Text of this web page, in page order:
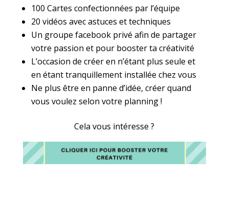
100 Cartes confectionnées par l’équipe
20 vidéos avec astuces et techniques
Un groupe facebook privé afin de partager
votre passion et pour booster ta créativité
L’occasion de créer en n’étant plus seule et
en étant tranquillement installée chez vous
Ne plus être en panne d’idée, créer quand
vous voulez selon votre planning !
Cela vous intéresse ?